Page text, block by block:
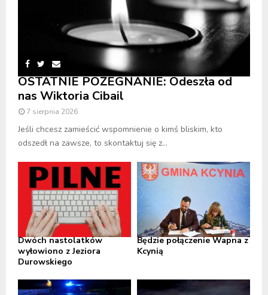
OSTATNIE POŻEGNANIE: Odeszła od
nas Wiktoria Cibail
7 sierpnia 2026
Jeśli chcesz zamieścić wspomnienie o kimś bliskim, kto
odszedł na zawsze, to skontaktuj się z...
Dwóch nastolatków
wyłowiono z Jeziora
Durowskiego
Będzie połączenie Wapna z
Kcynią